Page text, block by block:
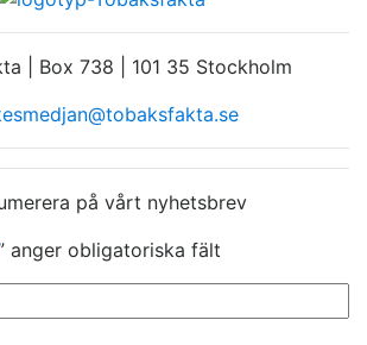
| Box 738 | 101 35 Stockholm
på vårt nyhetsbrev
anger obligatoriska fält
post*